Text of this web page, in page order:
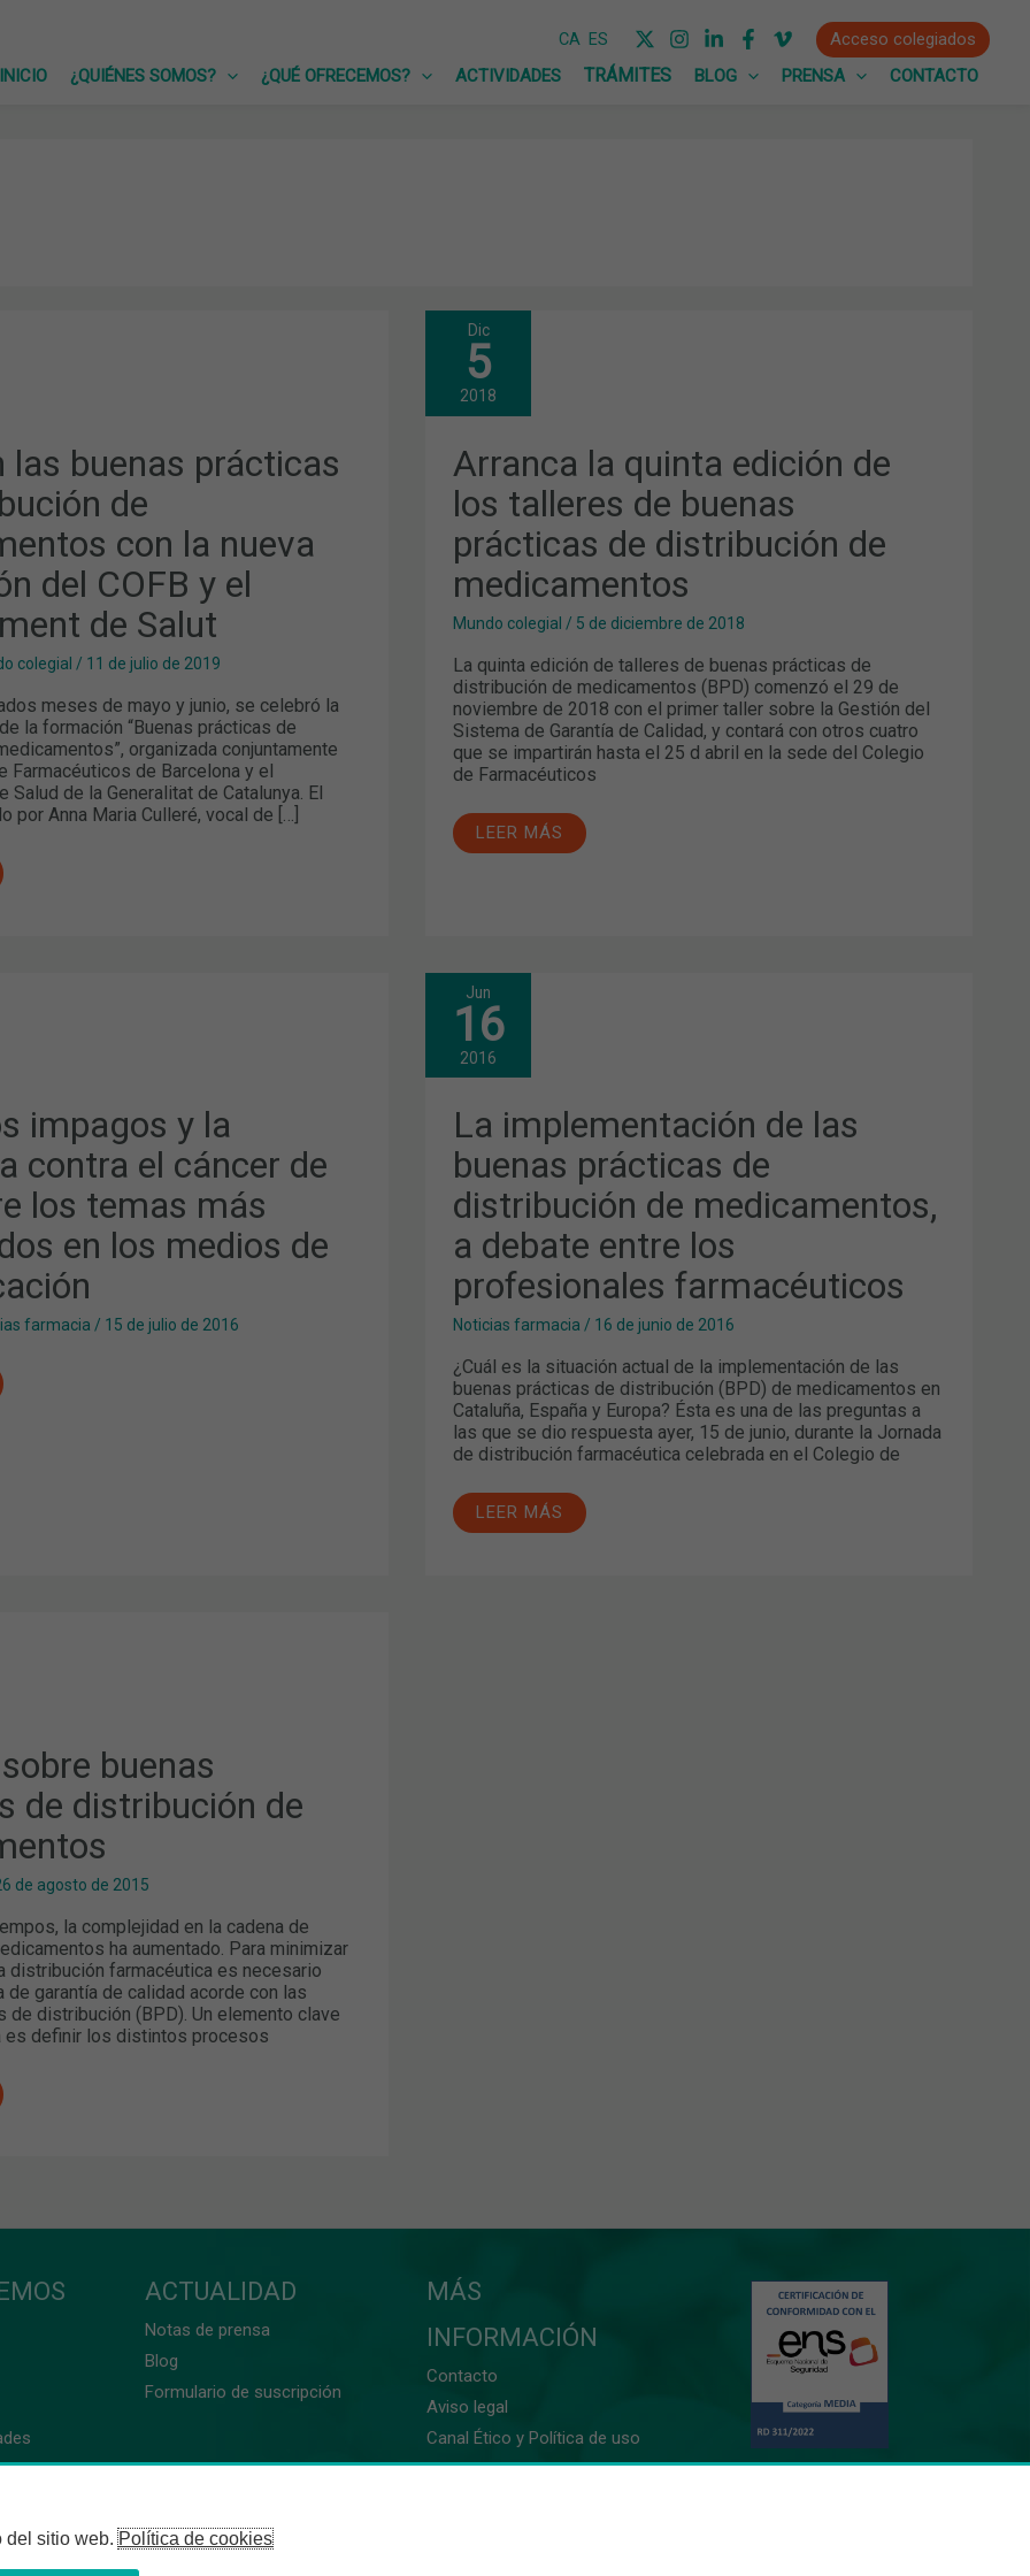
CA ES
Acceso colegiados
INICIO
¿QUIÉNES SOMOS? ¿QUÉ OFRECEMOS? ACTIVIDADES BLOG PRENSA CONTACTO
las buenas prácticas
de
con la nueva
del COFB y el
de Salut
colegial / 11 de julio de 2019
meses de mayo y junio, se celebró la
la formación “Buenas prácticas de
organizada conjuntamente
Farmacéuticos de Barcelona y el
Salud de la Generalitat de Catalunya. El
por Anna Maria Culleré, vocal de […]
Dic
5
2018
Arranca la quinta edición de
los talleres de buenas
prácticas de distribución de
medicamentos
Mundo colegial / 5 de diciembre de 2018
La quinta edición de talleres de buenas prácticas de
distribución de medicamentos (BPD) comenzó el 29 de
noviembre de 2018 con el primer taller sobre la Gestión del
Sistema de Garantía de Calidad, y contará con otros cuatro
que se impartirán hasta el 25 d abril en la sede del Colegio
de Farmacéuticos
ARRANCA
LA
QUINTA
EDICIÓN
DE
DE
BUENAS
PRÁCTICAS
DE
DISTRIBUCIÓN
DE
MEDICAMENTOS
LEER MÁS
impagos y la
contra el cáncer de
los temas más
en los medios de
farmacia / 15 de julio de 2016
Jun
16
2016
La implementación de las
buenas prácticas de
distribución de medicamentos,
a debate entre los
profesionales farmacéuticos
Noticias farmacia / 16 de junio de 2016
¿Cuál es la situación actual de la implementación de las
buenas prácticas de distribución (BPD) de medicamentos en
Cataluña, España y Europa? Ésta es una de las preguntas a
las que se dio respuesta ayer, 15 de junio, durante la Jornada
de distribución farmacéutica celebrada en el Colegio de
LA
IMPLEMENTACIÓN
DE
LAS
BUENAS
DISTRIBUCIÓN
MEDICAMENTOS,
A
DEBATE
ENTRE
LOS
PROFESIONALES
FARMACÉUTICOS
LEER MÁS
buenas
de distribución de
de agosto de 2015
la complejidad en la cadena de
ha aumentado. Para minimizar
distribución farmacéutica es necesario
de garantía de calidad acorde con las
de distribución (BPD). Un elemento clave
es definir los distintos procesos
ACTUALIDAD
Notas de prensa
Blog
Formulario de suscripción
MÁS
INFORMACIÓN
Contacto
Aviso legal
Canal Ético y Política de uso
del sitio web.Política de cookies